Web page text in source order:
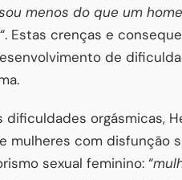
menos do que um
“. Estas crenças e
de
dificuldades orgásmicas,
mulheres com disfunção
sexual feminino: “